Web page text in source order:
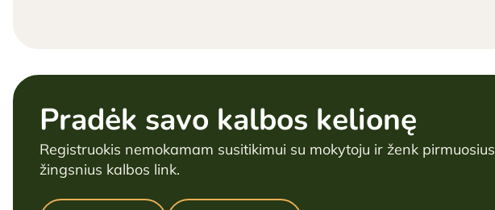
Pradėk savo kalbos kelionę
Registruokis nemokamam susitikimui su mokytoju ir ženk pirmuosius
žingsnius kalbos link.